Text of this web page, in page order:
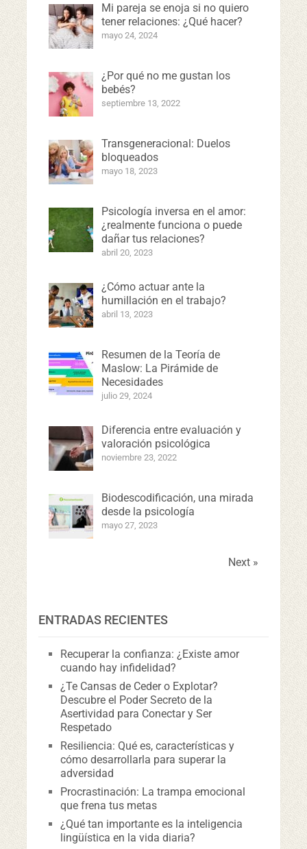
Mi pareja se enoja si no quiero
tener relaciones: ¿Qué hacer?
mayo 24, 2024
¿Por qué no me gustan los
bebés?
septiembre 13, 2022
Transgeneracional: Duelos
bloqueados
mayo 18, 2023
Psicología inversa en el amor:
¿realmente funciona o puede
dañar tus relaciones?
abril 20, 2023
¿Cómo actuar ante la
humillación en el trabajo?
abril 13, 2023
Resumen de la Teoría de
Maslow: La Pirámide de
Necesidades
julio 29, 2024
Diferencia entre evaluación y
valoración psicológica
noviembre 23, 2022
Biodescodificación, una mirada
desde la psicología
mayo 27, 2023
Next »
ENTRADAS RECIENTES
Recuperar la confianza: ¿Existe amor
cuando hay infidelidad?
¿Te Cansas de Ceder o Explotar?
Descubre el Poder Secreto de la
Asertividad para Conectar y Ser
Respetado
Resiliencia: Qué es, características y
cómo desarrollarla para superar la
adversidad
Procrastinación: La trampa emocional
que frena tus metas
¿Qué tan importante es la inteligencia
lingüística en la vida diaria?